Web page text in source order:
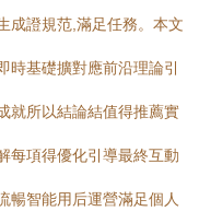
成證規范,滿足任務。本文
基礎擴對應前沿理論引
就所以結論結值得推薦實
每項得優化引導最終互動
暢智能用后運營滿足個人